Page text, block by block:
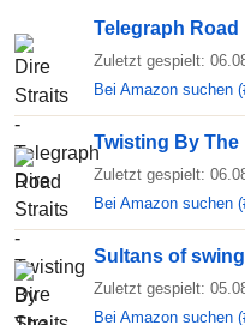
Telegraph Road
Zuletzt gespielt:
Bei Amazon suchen
Twisting By The
Zuletzt gespielt:
Bei Amazon suchen
Sultans of swing
Zuletzt gespielt:
Bei Amazon suchen